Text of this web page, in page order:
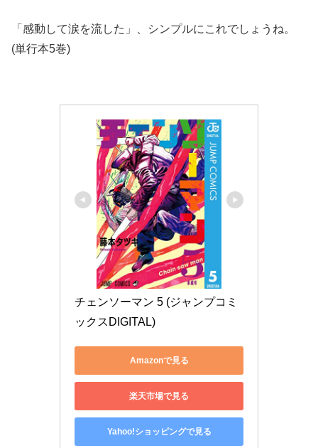
「感動して涙を流した」、シンプルにこれでしょうね。
(単行本5巻)
チェンソーマン 5 (ジャンプコミ
ックスDIGITAL)
Amazonで見る
楽天市場で見る
Yahoo!ショッピングで見る